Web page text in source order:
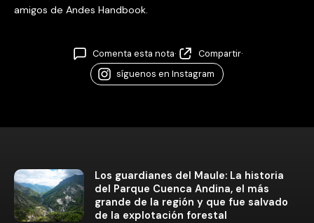
amigos de Andes Handbook.
Comenta esta nota· Compartir·
síguenos en Instagram
Los guardianes del Maule: La historia
del Parque Cuenca Andina, el más
grande de la región y que fue salvado
de la explotación forestal